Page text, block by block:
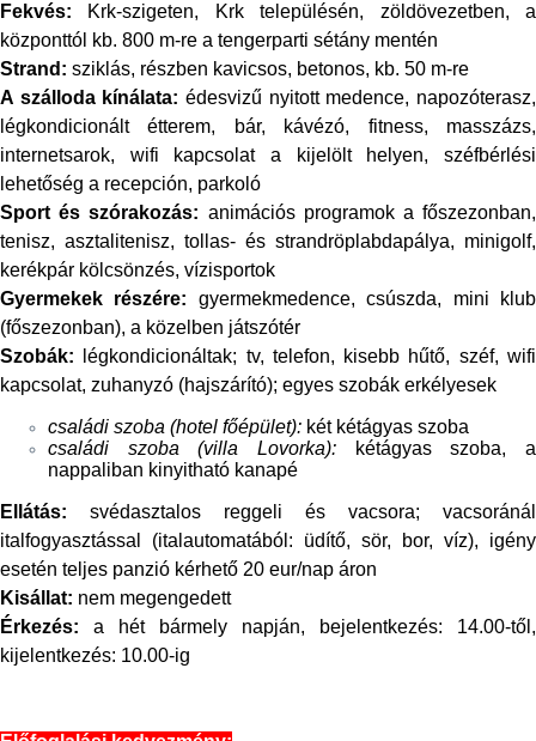
Fekvés: Krk-szigeten, Krk településén, zöldövezetben, a
központtól kb. 800 m-re a tengerparti sétány mentén
Strand: sziklás, részben kavicsos, betonos, kb. 50 m-re
A szálloda kínálata: édesvizű nyitott medence, napozóterasz,
légkondicionált étterem, bár, kávézó, fitness, masszázs,
internetsarok, wifi kapcsolat a kijelölt helyen, széfbérlési
lehetőség a recepción, parkoló
Sport és szórakozás: animációs programok a főszezonban,
tenisz, asztalitenisz, tollas- és strandröplabdapálya, minigolf,
kerékpár kölcsönzés, vízisportok
Gyermekek részére: gyermekmedence, csúszda, mini klub
(főszezonban), a közelben játszótér
Szobák:
légkondicionáltak; tv, telefon, kisebb hűtő, széf, wifi
kapcsolat, zuhanyzó (hajszárító); egyes szobák erkélyesek
családi szoba (hotel főépület): két kétágyas szoba
családi szoba (villa Lovorka): kétágyas szoba, a
nappaliban kinyitható kanapé
Ellátás: svédasztalos reggeli és vacsora; vacsoránál
italfogyasztással (italautomatából: üdítő, sör, bor, víz), igény
esetén teljes panzió kérhető 20 eur/nap áron
Kisállat: nem megengedett
Érkezés: a hét bármely napján, bejelentkezés: 14.00-től,
kijelentkezés: 10.00-ig